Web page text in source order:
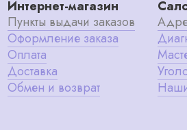
Интернет-магазин
Пункты выдачи заказов
Оформление заказа
Оплата
Доставка
Обмен и возврат